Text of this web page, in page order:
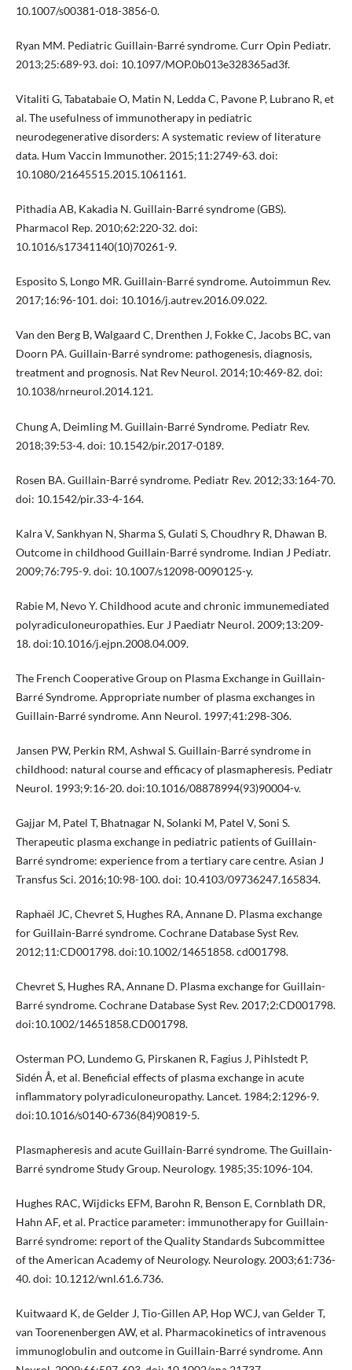
10.1007/s00381-018-3856-0.
Ryan MM. Pediatric Guillain-Barré syndrome. Curr Opin Pediatr.
2013;25:689-93. doi: 10.1097/MOP.0b013e328365ad3f.
Vitaliti G, Tabatabaie O, Matin N, Ledda C, Pavone P, Lubrano R, et
al. The usefulness of immunotherapy in pediatric
neurodegenerative disorders: A systematic review of literature
data. Hum Vaccin Immunother. 2015;11:2749-63. doi:
10.1080/21645515.2015.1061161.
Pithadia AB, Kakadia N. Guillain-Barré syndrome (GBS).
Pharmacol Rep. 2010;62:220-32. doi:
10.1016/s17341140(10)70261-9.
Esposito S, Longo MR. Guillain-Barré syndrome. Autoimmun Rev.
2017;16:96-101. doi: 10.1016/j.autrev.2016.09.022.
Van den Berg B, Walgaard C, Drenthen J, Fokke C, Jacobs BC, van
Doorn PA. Guillain-Barré syndrome: pathogenesis, diagnosis,
treatment and prognosis. Nat Rev Neurol. 2014;10:469-82. doi:
10.1038/nrneurol.2014.121.
Chung A, Deimling M. Guillain-Barré Syndrome. Pediatr Rev.
2018;39:53-4. doi: 10.1542/pir.2017-0189.
Rosen BA. Guillain-Barré syndrome. Pediatr Rev. 2012;33:164-70.
doi: 10.1542/pir.33-4-164.
Kalra V, Sankhyan N, Sharma S, Gulati S, Choudhry R, Dhawan B.
Outcome in childhood Guillain-Barré syndrome. Indian J Pediatr.
2009;76:795-9. doi: 10.1007/s12098-0090125-y.
Rabie M, Nevo Y. Childhood acute and chronic immunemediated
polyradiculoneuropathies. Eur J Paediatr Neurol. 2009;13:209-
18. doi:10.1016/j.ejpn.2008.04.009.
The French Cooperative Group on Plasma Exchange in Guillain-
Barré Syndrome. Appropriate number of plasma exchanges in
Guillain-Barré syndrome. Ann Neurol. 1997;41:298-306.
Jansen PW, Perkin RM, Ashwal S. Guillain-Barré syndrome in
childhood: natural course and efficacy of plasmapheresis. Pediatr
Neurol. 1993;9:16-20. doi:10.1016/08878994(93)90004-v.
Gajjar M, Patel T, Bhatnagar N, Solanki M, Patel V, Soni S.
Therapeutic plasma exchange in pediatric patients of Guillain-
Barré syndrome: experience from a tertiary care centre. Asian J
Transfus Sci. 2016;10:98-100. doi: 10.4103/09736247.165834.
Raphaël JC, Chevret S, Hughes RA, Annane D. Plasma exchange
for Guillain-Barré syndrome. Cochrane Database Syst Rev.
2012;11:CD001798. doi:10.1002/14651858. cd001798.
Chevret S, Hughes RA, Annane D. Plasma exchange for Guillain-
Barré syndrome. Cochrane Database Syst Rev. 2017;2:CD001798.
doi:10.1002/14651858.CD001798.
Osterman PO, Lundemo G, Pirskanen R, Fagius J, Pihlstedt P,
Sidén Å, et al. Beneficial effects of plasma exchange in acute
inflammatory polyradiculoneuropathy. Lancet. 1984;2:1296-9.
doi:10.1016/s0140-6736(84)90819-5.
Plasmapheresis and acute Guillain-Barré syndrome. The Guillain-
Barré syndrome Study Group. Neurology. 1985;35:1096-104.
Hughes RAC, Wijdicks EFM, Barohn R, Benson E, Cornblath DR,
Hahn AF, et al. Practice parameter: immunotherapy for Guillain-
Barré syndrome: report of the Quality Standards Subcommittee
of the American Academy of Neurology. Neurology. 2003;61:736-
40. doi: 10.1212/wnl.61.6.736.
Kuitwaard K, de Gelder J, Tio-Gillen AP, Hop WCJ, van Gelder T,
van Toorenenbergen AW, et al. Pharmacokinetics of intravenous
immunoglobulin and outcome in Guillain-Barré syndrome. Ann